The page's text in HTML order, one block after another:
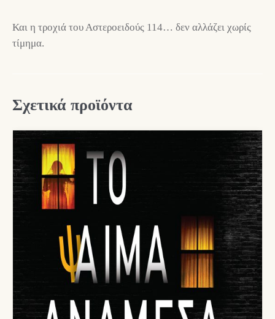
Και η τροχιά του Αστεροειδούς 114… δεν αλλάζει χωρίς
τίμημα.
Σχετικά προϊόντα